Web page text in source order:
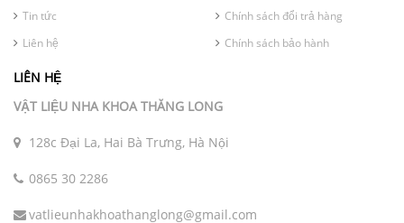
Tin tức
Liên hệ
Chính sách đổi trả hàng
Chính sách bảo hành
LIÊN HỆ
VẬT LIỆU NHA KHOA THĂNG LONG
128c Đại La, Hai Bà Trưng, Hà Nội
0865 30 2286
vatlieunhakhoathanglong@gmail.com